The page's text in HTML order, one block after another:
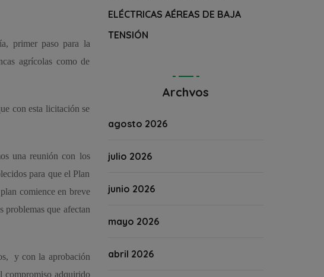
primer paso para la
agrícolas como de
con esta licitación se
una reunión con los
para que el Plan
comience en breve
problemas que afectan
y con la aprobación
compromiso adquirido
ELÉCTRICAS AÉREAS DE BAJA
TENSIÓN
Archvos
agosto 2026
julio 2026
junio 2026
mayo 2026
abril 2026